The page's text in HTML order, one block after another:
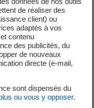
de sécurité
d'un essai
de sécurité (circuit
de quart a fermé
à la procédure.
pompe d'injection
de 2 minutes
Détecté par
de réaliser des
client) ou
adaptés à vos
contenu
des publicités, du
de nouveaux
directe (e-mail,
sont dispensés du
ou vous y opposer.